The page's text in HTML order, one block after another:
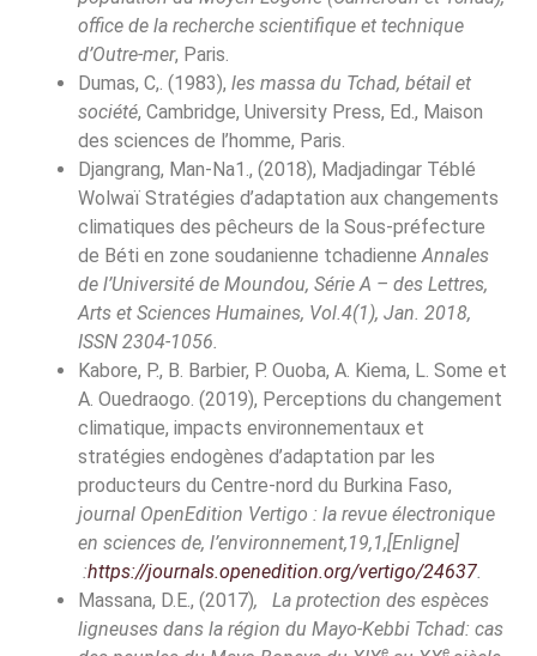
office de la recherche scientifique et technique
d’Outre-mer, Paris.
Dumas, C,. (1983), les massa du Tchad, bétail et
société, Cambridge, University Press, Ed., Maison
des sciences de l’homme, Paris.
Djangrang, Man-Na1., (2018), Madjadingar Téblé
Wolwaï Stratégies d’adaptation aux changements
climatiques des pêcheurs de la Sous-préfecture
de Béti en zone soudanienne tchadienneAnnales
de l’Université de Moundou, Série A – des Lettres,
Arts et Sciences Humaines, Vol.4(1), Jan. 2018,
ISSN 2304-1056.
Kabore, P., B. Barbier, P. Ouoba, A. Kiema, L. Some et
A. Ouedraogo. (2019), Perceptions du changement
climatique, impacts environnementaux et
stratégies endogènes d’adaptation par les
producteurs du Centre-nord du Burkina Faso,
journal OpenEdition Vertigo : la revue électronique
en sciences de, l’environnement,19,1,[Enligne]
:https://journals.openedition.org/vertigo/24637.
Massana, D.E., (2017), La protection des espèces
ligneuses dans la région du Mayo-Kebbi Tchad: cas
e e